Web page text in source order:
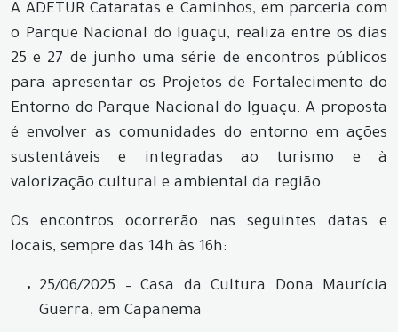
A ADETUR Cataratas e Caminhos, em parceria com
o Parque Nacional do Iguaçu, realiza entre os dias
25 e 27 de junho uma série de encontros públicos
para apresentar os Projetos de Fortalecimento do
Entorno do Parque Nacional do Iguaçu. A proposta
é envolver as comunidades do entorno em ações
sustentáveis e integradas ao turismo e à
valorização cultural e ambiental da região.
Os encontros ocorrerão nas seguintes datas e
locais, sempre das 14h às 16h:
25/06/2025 – Casa da Cultura Dona Maurícia
Guerra, em Capanema